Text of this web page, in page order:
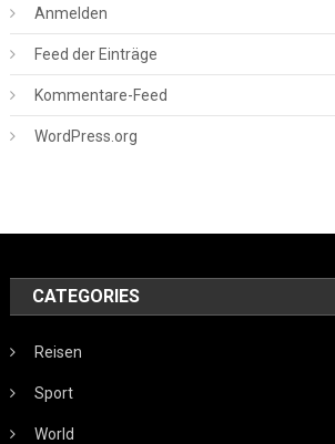
Anmelden
Feed der Einträge
Kommentare-Feed
WordPress.org
CATEGORIES
Reisen
Sport
World